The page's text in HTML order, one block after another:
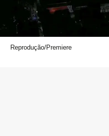
Reprodução/Premiere